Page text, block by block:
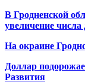
В Гродненской
увеличение
На окраине
Доллар
Развития